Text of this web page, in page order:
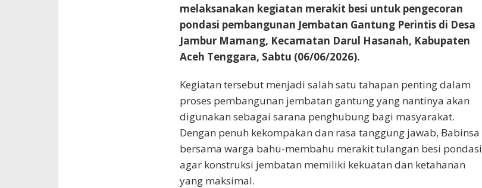
melaksanakan kegiatan merakit besi untuk pengecoran
pondasi pembangunan Jembatan Gantung Perintis di Desa
Jambur Mamang, Kecamatan Darul Hasanah, Kabupaten
Aceh Tenggara, Sabtu (06/06/2026).
Kegiatan tersebut menjadi salah satu tahapan penting dalam
proses pembangunan jembatan gantung yang nantinya akan
digunakan sebagai sarana penghubung bagi masyarakat.
Dengan penuh kekompakan dan rasa tanggung jawab, Babinsa
bersama warga bahu-membahu merakit tulangan besi pondasi
agar konstruksi jembatan memiliki kekuatan dan ketahanan
yang maksimal.